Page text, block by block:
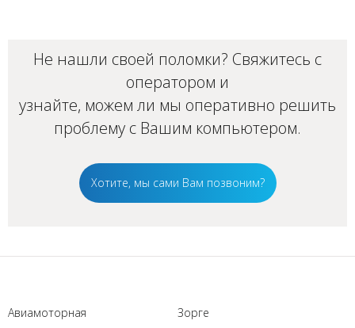
Не нашли своей поломки? Свяжитесь с
оператором и
узнайте, можем ли мы оперативно решить
проблему с Вашим компьютером.
Хотите, мы сами Вам позвоним?
Авиамоторная
Зорге